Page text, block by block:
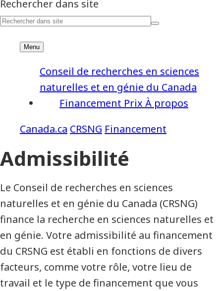
CRSNG Financement
Financement Prix À propos
Conseil de recherches en sciences
naturelles et en génie du Canada
Admissibilité
Le Conseil de recherches en sciences
naturelles et en génie du Canada (CRSNG)
finance la recherche en sciences naturelles et
en génie. Votre admissibilité au financement
du CRSNG est établi en fonctions de divers
facteurs, comme votre rôle, votre lieu de
travail et le type de financement que vous